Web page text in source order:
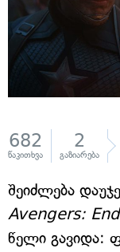
682
წაკითხვა
2
გაზიარება
შეიძლება
Avengers:
წელი გავიდა: